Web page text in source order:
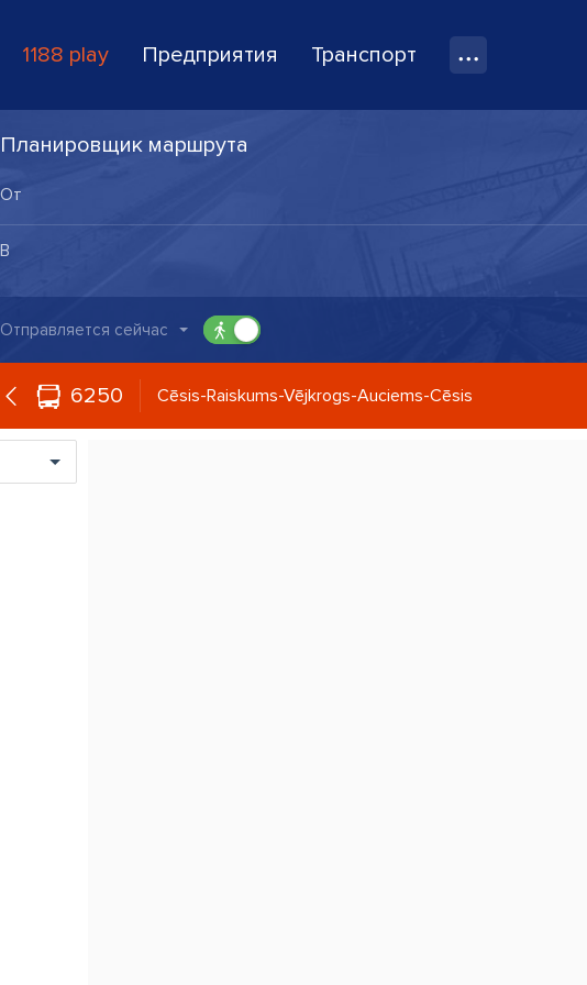
1188 play Предприятия Транспорт
Планировщик маршрута
Отправляется сейчас
6250 Cēsis-Raiskums-Vējkrogs-Auciems-Cēsis